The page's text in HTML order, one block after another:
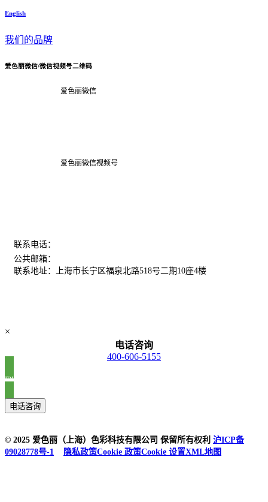
English
我们的品牌
爱色丽微信/微信视频号二维码
爱色丽微信
爱色丽微信视频号
联系电话：
公共邮箱：
联系地址：上海市长宁区福泉北路518号二期10座4楼
×
电话咨询
400-606-5155
联系我们
电话咨询
© 2025 爱色丽（上海）色彩科技有限公司 保留所有权利 沪ICP备
09028778号-1
隐私政策Cookie 政策Cookie 设置XML地图